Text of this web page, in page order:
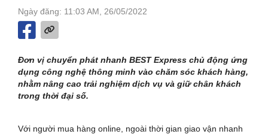
Ngày đăng: 11:03 AM, 26/05/2022
Đơn vị chuyển phát nhanh BEST Express chủ động ứng
dụng công nghệ thông minh vào chăm sóc khách hàng,
nhằm nâng cao trải nghiệm dịch vụ và giữ chân khách
trong thời đại số.
Với người mua hàng online, ngoài thời gian giao vận nhanh